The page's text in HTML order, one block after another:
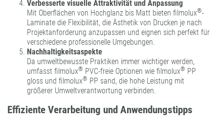
Verbesserte visuelle Attraktivität und Anpassung
Mit Oberflächen von Hochglanz bis Matt bieten filmolux®-
Laminate die Flexibilität, die Ästhetik von Drucken je nach
Projektanforderung anzupassen und eignen sich perfekt für
verschiedene professionelle Umgebungen.
Nachhaltigkeitsaspekte
Da umweltbewusste Praktiken immer wichtiger werden,
umfasst filmolux® PVC-freie Optionen wie filmolux® PP
gloss und filmolux® PP sand, die hohe Leistung mit
größerer Umweltverantwortung verbinden.
Effiziente Verarbeitung und Anwendungstipps